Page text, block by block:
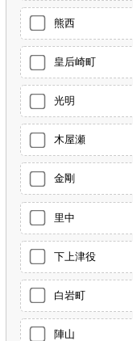
熊西
皇后崎町
光明
木屋瀬
金剛
里中
下上津役
白岩町
陣山